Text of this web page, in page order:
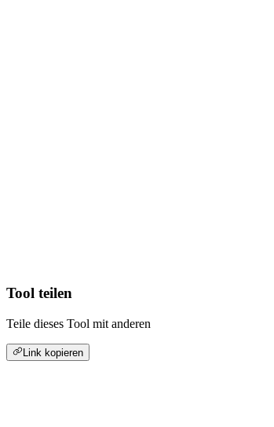
Tool teilen
Teile dieses Tool mit anderen
Link kopieren